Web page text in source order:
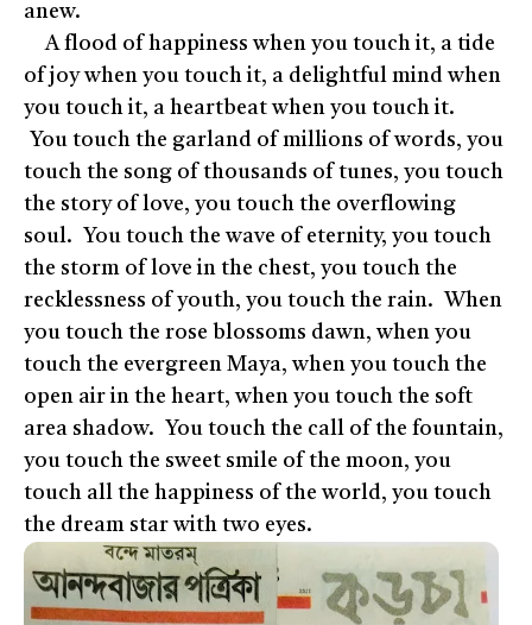
anew.
A flood of happiness when you touch it, a tide
of joy when you touch it, a delightful mind when
you touch it, a heartbeat when you touch it.
You touch the garland of millions of words, you
touch the song of thousands of tunes, you touch
the story of love, you touch the overflowing
soul. You touch the wave of eternity, you touch
the storm of love in the chest, you touch the
recklessness of youth, you touch the rain. When
you touch the rose blossoms dawn, when you
touch the evergreen Maya, when you touch the
open air in the heart, when you touch the soft
area shadow. You touch the call of the fountain,
you touch the sweet smile of the moon, you
touch all the happiness of the world, you touch
the dream star with two eyes.